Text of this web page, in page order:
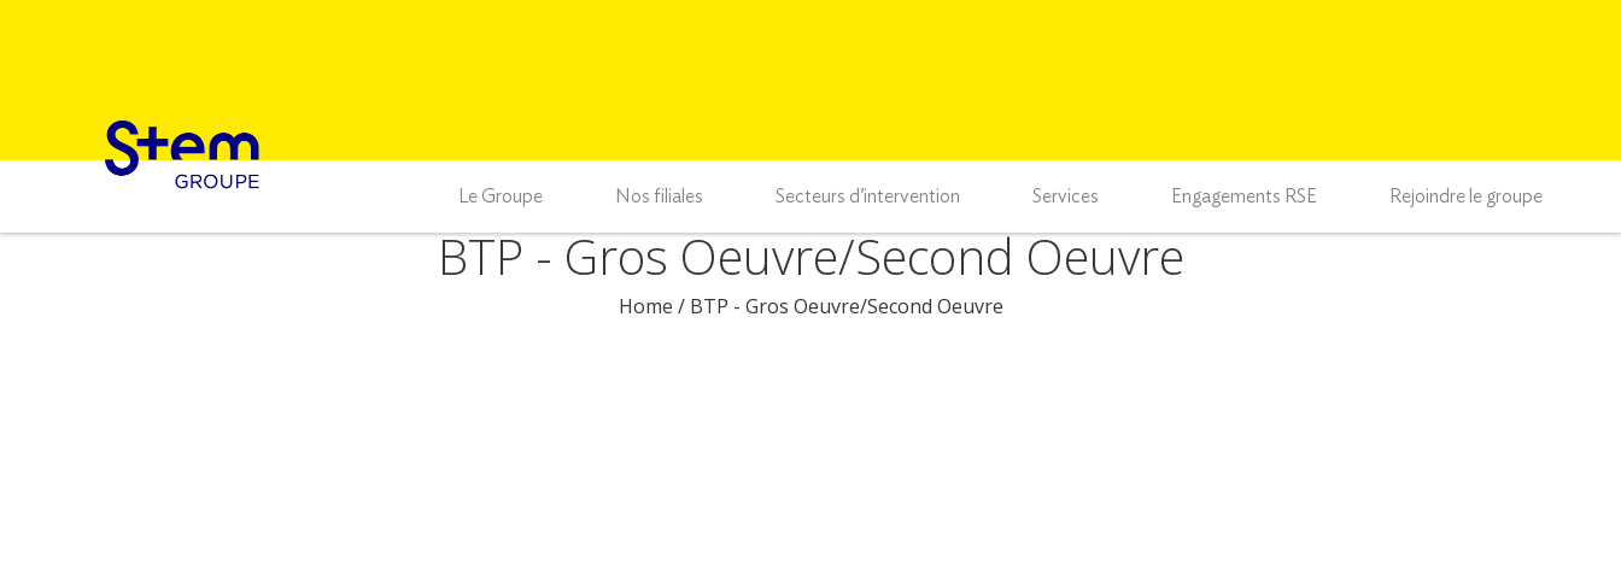
Le Groupe Nos filiales Secteurs d’intervention Services Engagements RSE Rejoindre le groupe
BTP - Gros Oeuvre/Second Oeuvre
Home /BTP - Gros Oeuvre/Second Oeuvre